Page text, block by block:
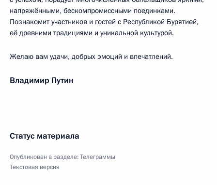
напряжёнными, бескомпромиссными поединками.
Познакомит участников и гостей с Республикой Бурятией,
её древними традициями и уникальной культурой.
Желаю вам удачи, добрых эмоций и впечатлений.
Владимир Путин
Статус материала
Опубликован в разделе:Телеграммы
Текстовая версия